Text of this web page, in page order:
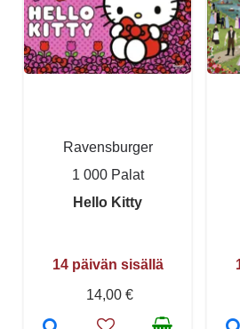
Ravensburger
1 000 Palat
Hello Kitty
14 päivän sisällä
14,00 €